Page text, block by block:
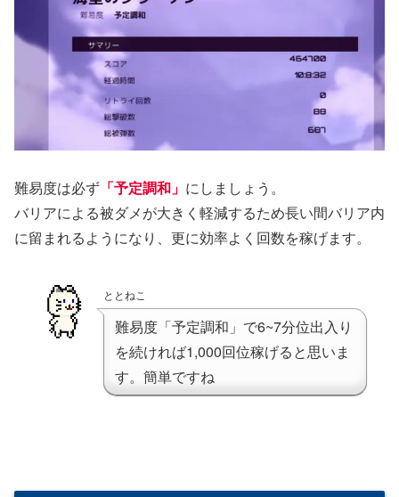
難易度は必ず 「予定調和」 にしましょう。
バリアによる被ダメが大きく軽減するため長い間バリア内
に留まれるようになり、更に効率よく回数を稼げます。
ととねこ
難易度「予定調和」で6~7分位出入り
を続ければ1,000回位稼げると思いま
す。簡単ですね